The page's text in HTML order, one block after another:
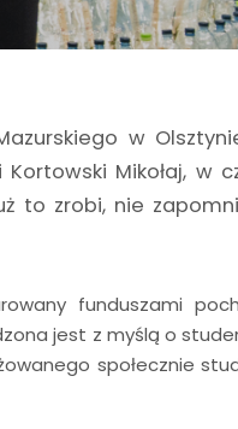
w
Mikołaj, w
to zrobi, nie
funduszami
jest z myślą o
społecznie